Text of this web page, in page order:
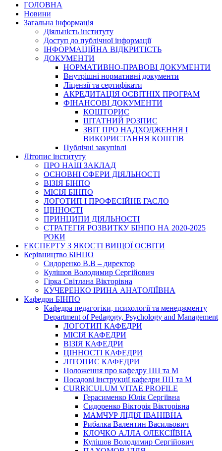
ГОЛОВНА
Новини
Загальна інформація
Діяльність інституту
Доступ до публічної інформації
ІНФОРМАЦІЙНА ВІДКРИТІСТЬ
ДОКУМЕНТИ
НОРМАТИВНО-ПРАВОВІ ДОКУМЕНТИ
Внутрішні нормативні документи
Ліцензії та сертифікати
АКРЕДИТАЦІЯ ОСВІТНІХ ПРОГРАМ
ФІНАНСОВІ ДОКУМЕНТИ
КОШТОРИС
ШТАТНИЙ РОЗПИС
ЗВІТ ПРО НАДХОДЖЕННЯ І
ВИКОРИСТАННЯ КОШТІВ
Публічні закупівлі
Літопис інституту
ПРО НАШ ЗАКЛАД
ОСНОВНІ СФЕРИ ДІЯЛЬНОСТІ
ВІЗІЯ БІНПО
МІСІЯ БІНПО
ЛОГОТИП І ПРОФЕСІЙНЕ ГАСЛО
ЦІННОСТІ
ПРИНЦИПИ ДІЯЛЬНОСТІ
СТРАТЕГІЯ РОЗВИТКУ БІНПО НА 2020-2025
РОКИ
ЕКСПЕРТУ З ЯКОСТІ ВИЩОЇ ОСВІТИ
Керівництво БІНПО
Сидоренко В.В – директор
Кулішов Володимир Сергійович
Гірка Світлана Вікторівна
КУЧЕРЕНКО ІРИНА АНАТОЛІЇВНА
Кафедри БІНПО
Кафедра педагогіки, психології та менеджменту
Department of Pedagogy, Psychology and Management
ЛОГОТИП КАФЕДРИ
МІСІЯ КАФЕДРИ
ВІЗІЯ КАФЕДРИ
ЦІННОСТІ КАФЕДРИ
ЛІТОПИС КАФЕДРИ
Положення про кафедру ПП та М
Посадові інструкції кафедри ПП та М
CURRICULUM VITAE PROFILE
Герасименко Юлія Сергіївна
Сидоренко Вікторія Вікторівна
МАМЧУР ЛІДІЯ ІВАНІВНА
Рибалка Валентин Васильович
КЛОЧКО АЛЛА ОЛЕКСІЇВНА
Кулішов Володимир Сергійович